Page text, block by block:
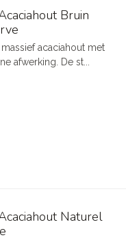
Bruin
acaciahout met
afwerking. De st...
Naturel